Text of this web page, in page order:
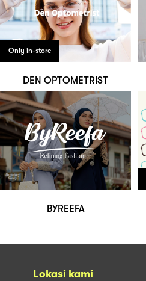
Only in-store
DEN OPTOMETRIST
BYREEFA
Lokasi kami